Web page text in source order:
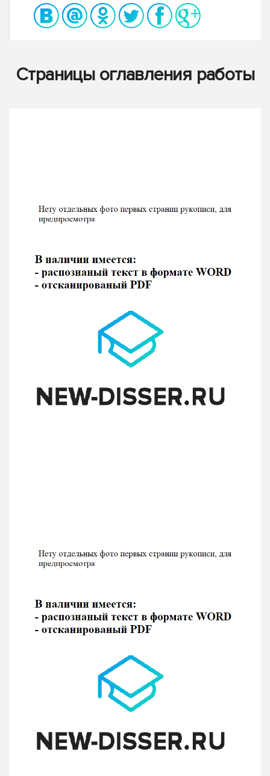
Страницы оглавления работы